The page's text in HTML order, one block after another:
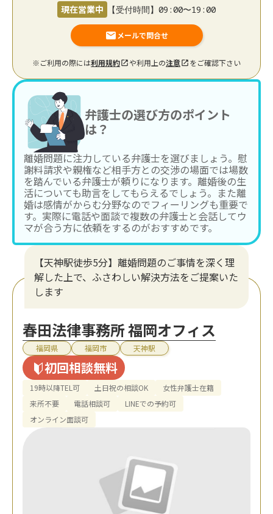
現在営業中 【受付時間】09:00〜19:00
メールで問合せ
※ご利用の際には利用規約 や利用上の注意 をご確認下さい
弁護士の選び方のポイント
は？
離婚問題に注力している弁護士を選びましょう。慰
謝料請求や親権など相手方との交渉の場面では場数
を踏んでいる弁護士が頼りになります。離婚後の生
活についても助言をしてもらえるでしょう。また離
婚は感情がからむ分野なのでフィーリングも重要で
す。実際に電話や面談で複数の弁護士と会話してウ
マが合う方に依頼をするのがおすすめです。
【天神駅徒歩5分】離婚問題のご事情を深く理
解した上で、ふさわしい解決方法をご提案いた
します
春田法律事務所 福岡オフィス
福岡県 福岡市 天神駅
初回相談無料
19時以降TEL可 土日祝の相談OK
女性弁護士在籍
来所不要
電話相談可
LINEでの予約可
オンライン面談可